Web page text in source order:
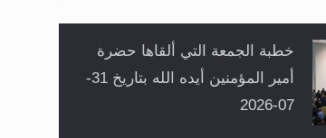
خطبة الجمعة التي ألقاها حضرة
أمير المؤمنين أيده الله بتاريخ 31-
07-2026